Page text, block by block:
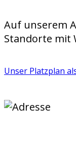
Auf unserem
Standorte mit
Unser Platzplan